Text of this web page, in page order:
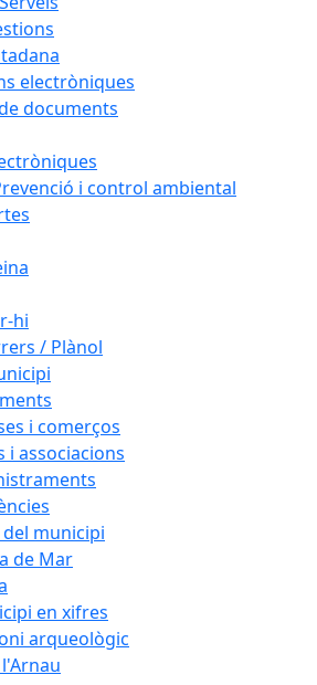
electròniques
documents
i control ambiental
hi
/ Plànol
i comerços
i associacions
municipi
de Mar
en xifres
arqueològic
l'Arnau